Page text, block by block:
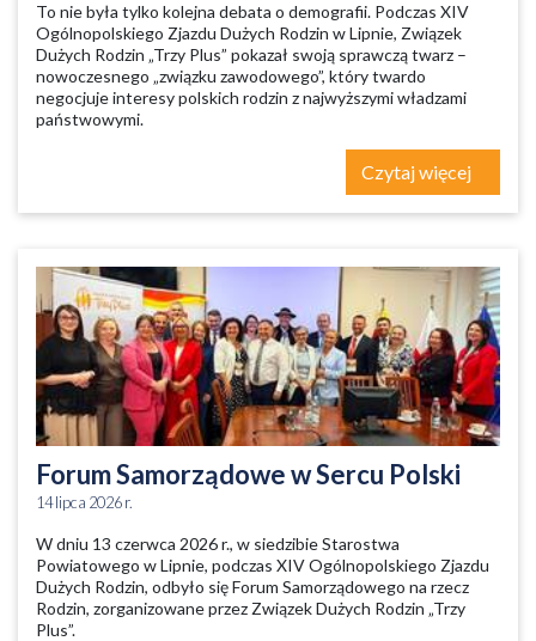
To nie była tylko kolejna debata o demografii. Podczas XIV
Ogólnopolskiego Zjazdu Dużych Rodzin w Lipnie, Związek
Dużych Rodzin „Trzy Plus” pokazał swoją sprawczą twarz –
nowoczesnego „związku zawodowego”, który twardo
negocjuje interesy polskich rodzin z najwyższymi władzami
państwowymi.
Czytaj więcej
Forum Samorządowe w Sercu Polski
14 lipca 2026 r.
W dniu 13 czerwca 2026 r., w siedzibie Starostwa
Powiatowego w Lipnie, podczas XIV Ogólnopolskiego Zjazdu
Dużych Rodzin, odbyło się Forum Samorządowego na rzecz
Rodzin, zorganizowane przez Związek Dużych Rodzin „Trzy
Plus”.